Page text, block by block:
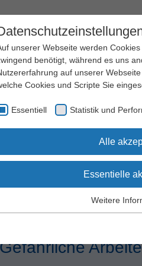
und Gesundheitsschutz
Vorschrift
unserer Webseite werden
benötigt, während es uns
auf unserer
Cookies und Scripte Sie
Essentiell Statistik und
Alle
Essentielle
Essentielle Cookies werden für
einwandfrei funktioniert.
Weitere